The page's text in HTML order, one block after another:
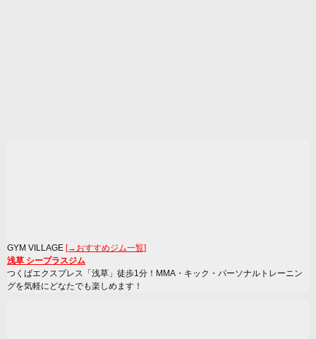
GYM VILLAGE [→おすすめジム一覧]
浅草 シープラスジム
つくばエクスプレス「浅草」徒歩1分！MMA・キック・パーソナルトレーニン
グを気軽にどなたでも楽しめます！